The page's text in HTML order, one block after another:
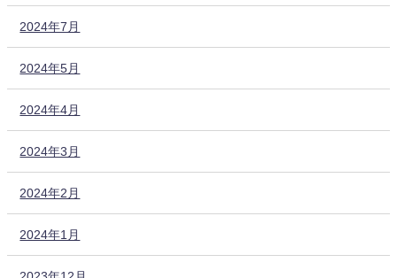
2024年7月
2024年5月
2024年4月
2024年3月
2024年2月
2024年1月